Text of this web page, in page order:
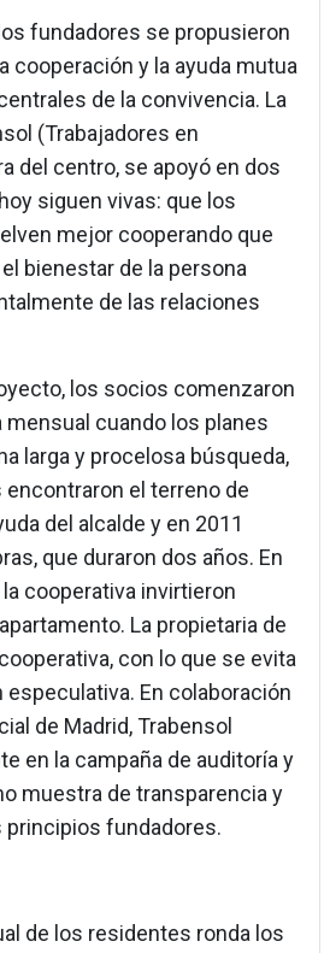
fundadores se propusieron
cooperación y la ayuda mutua
de la convivencia. La
(Trabajadores en
del centro, se apoyó en dos
siguen vivas: que los
mejor cooperando que
bienestar de la persona
de las relaciones
los socios comenzaron
mensual cuando los planes
larga y procelosa búsqueda,
el terreno de
del alcalde y en 2011
que duraron dos años. En
cooperativa invirtieron
La propietaria de
con lo que se evita
En colaboración
de Madrid, Trabensol
en la campaña de auditoría y
muestra de transparencia y
fundadores.
de los residentes ronda los